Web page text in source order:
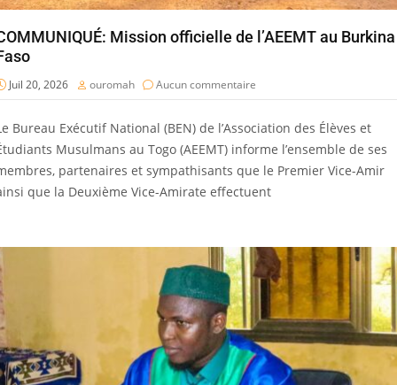
Mission officielle de l’AEEMT au Burkina
Juil 20, 2026 ouromah Aucun commentaire
Bureau Exécutif National (BEN) de l’Association des Élèves et
Musulmans au Togo (AEEMT) informe l’ensemble de ses
partenaires et sympathisants que le Premier Vice-Amir
que la Deuxième Vice-Amirate effectuent